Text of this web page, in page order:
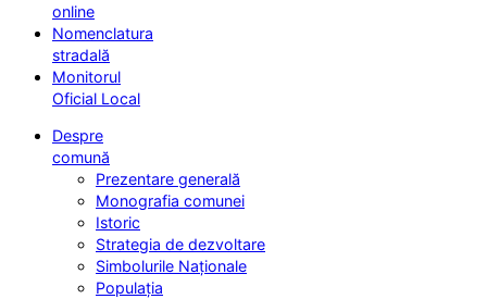
online
Nomenclatura
stradală
Monitorul
Oficial Local
Despre
comună
Prezentare generală
Monografia comunei
Istoric
Strategia de dezvoltare
Simbolurile Naționale
Populația